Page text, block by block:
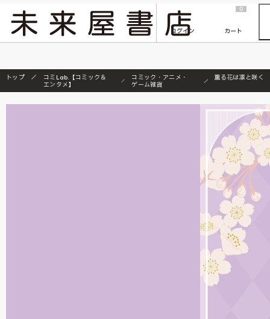
『ONE PIECE magazine 021 ONE PIECEカード付き同梱版』発売延期のご案内
ログイン
0
カート
トップ
コミLab.【コミック＆
エンタメ】
コミック・アニメ・
ゲーム雑貨
薫る花は凛と咲く